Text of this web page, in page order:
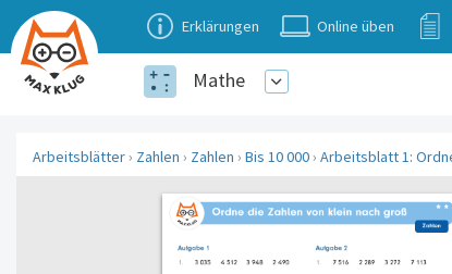
Erklärungen Online üben
Mathe
Arbeitsblätter › Zahlen › Zahlen › Bis 10 000 › Arbeitsblatt 1: